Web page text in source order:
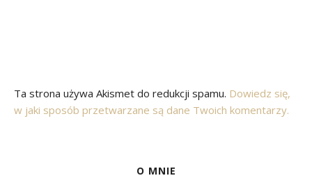
Ta strona używa Akismet do redukcji spamu. Dowiedz się,
w jaki sposób przetwarzane są dane Twoich komentarzy.
O MNIE